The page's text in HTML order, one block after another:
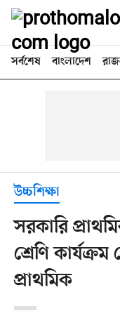
সর্বশেষ বাংলাদেশ
উচ্চশিক্ষা
সরকারি
শ্রেণি
প্রাথমিক